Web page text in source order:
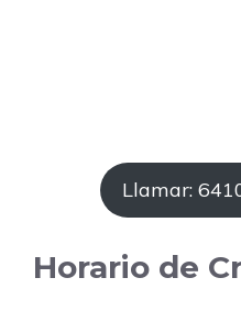
Llamar:
Horario de